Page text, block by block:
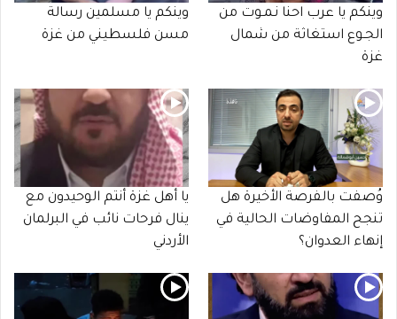
وينكم يا عرب احنا نـمـوت من
الجـوع استغاثة من شمال
غزة
وينكم يا مسلمين رسالة
مسن فلسطيني من غزة
وُصفت بالفرصة الأخيرة هل
تنجح المفاوضات الحالية في
إنهاء العدوان؟
يا أهل غزة أنتم الوحيدون مع
ينال فرحات نائب في البرلمان
الأردني